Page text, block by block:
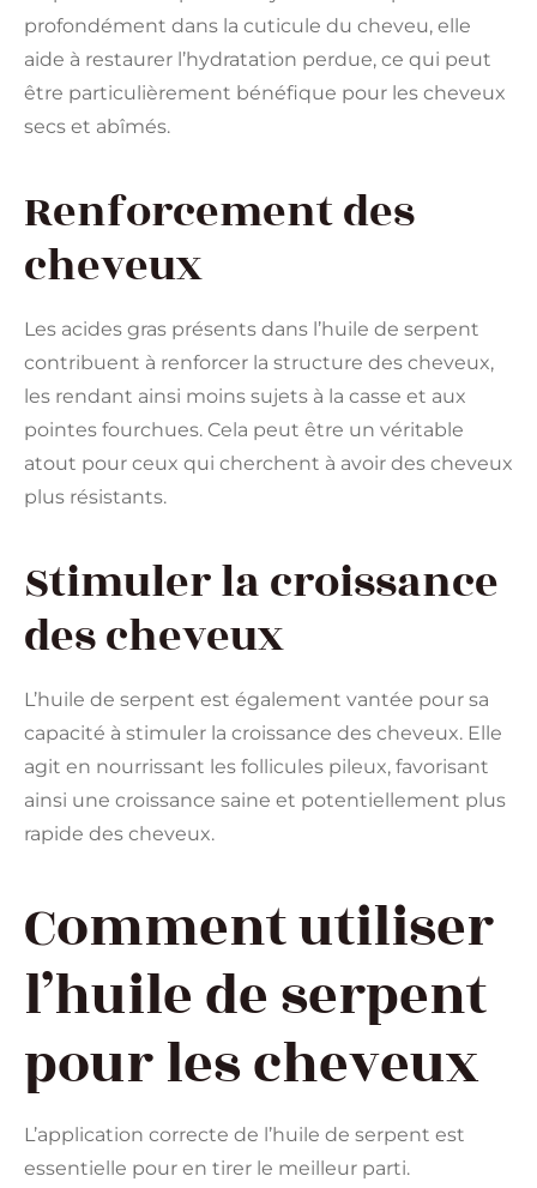
profondément dans la cuticule du cheveu, elle
aide à restaurer l’hydratation perdue, ce qui peut
être particulièrement bénéfique pour les cheveux
secs et abîmés.
Renforcement des
cheveux
Les acides gras présents dans l’huile de serpent
contribuent à renforcer la structure des cheveux,
les rendant ainsi moins sujets à la casse et aux
pointes fourchues. Cela peut être un véritable
atout pour ceux qui cherchent à avoir des cheveux
plus résistants.
Stimuler la croissance
des cheveux
L’huile de serpent est également vantée pour sa
capacité à stimuler la croissance des cheveux. Elle
agit en nourrissant les follicules pileux, favorisant
ainsi une croissance saine et potentiellement plus
rapide des cheveux.
Comment utiliser
l’huile de serpent
pour les cheveux
L’application correcte de l’huile de serpent est
essentielle pour en tirer le meilleur parti.